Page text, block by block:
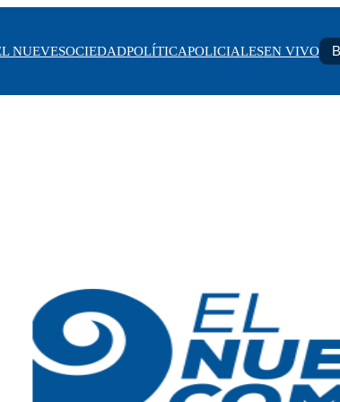
NUEVESOCIEDADPOLÍTICAPOLICIALESEN VIVO